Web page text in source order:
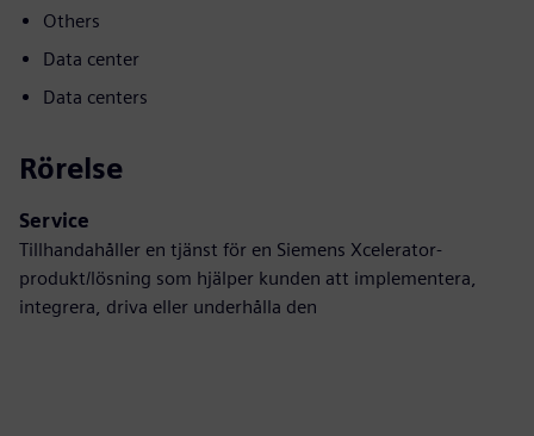
Others
Data center
Data centers
Rörelse
Service
Tillhandahåller en tjänst för en Siemens Xcelerator-
produkt/lösning som hjälper kunden att implementera,
integrera, driva eller underhålla den